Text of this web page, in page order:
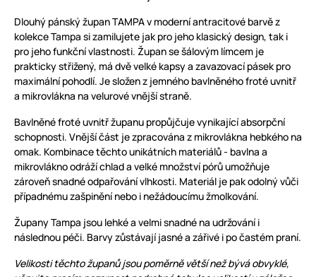
Dlouhý pánský župan TAMPA v moderní antracitové barvě z
kolekce Tampa si zamilujete jak pro jeho klasický design, tak i
pro jeho funkční vlastnosti. Župan se šálovým límcem je
prakticky střižený, má dvě velké kapsy a zavazovací pásek pro
maximální pohodlí. Je složen z jemného bavlněného froté uvnitř
a mikrovlákna na velurové vnější straně.
Bavlněné froté uvnitř županu propůjčuje vynikající absorpční
schopnosti. Vnější část je zpracována z mikrovlákna hebkého na
omak. Kombinace těchto unikátních materiálů - bavlna a
mikrovlákno odráží chlad a velké množství pórů umožňuje
zároveň snadné odpařování vlhkosti. Materiál je pak odolný vůči
případnému zašpinění nebo i nežádoucímu žmolkování.
Župany Tampa jsou lehké a velmi snadné na udržování i
následnou péči. Barvy zůstávají jasné a zářivé i po častém praní.
Velikosti těchto županů jsou poměrně větší než bývá obvyklé,